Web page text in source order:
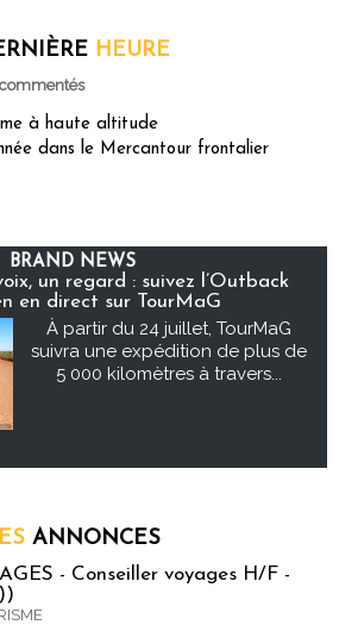
HEURE
commentés
à haute altitude
dans le Mercantour frontalier
BRAND NEWS
un regard : suivez l’Outback
en direct sur TourMaG
À partir du 24 juillet, TourMaG
suivra une expédition de plus de
5 000 kilomètres à travers...
ANNONCES
- Conseiller voyages H/F -